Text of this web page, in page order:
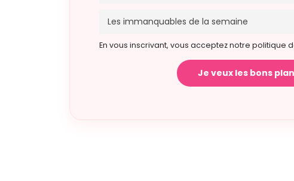
En vous inscrivant, vous acceptez notre politique